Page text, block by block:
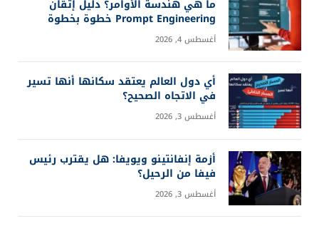
ما هي هندسة الأوامر؟ دليل إتقان
Prompt Engineering خطوة بخطوة
أغسطس 4, 2026
أي دول العالم يعتقد سكانها أنها تسير
في الاتجاه الصحيح؟
أغسطس 3, 2026
أزمة إنفانتينو ويويفا: هل يقترب رئيس
فيفا من الرحيل؟
أغسطس 3, 2026